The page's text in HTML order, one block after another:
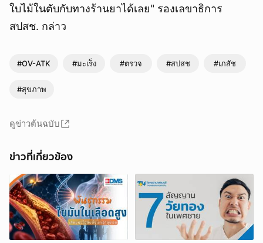
ใบไม้ในตับกับทางร้านยาได้เลย" รองเลขาธิการ
สปสช. กล่าว
#OV-ATK #มะเร็ง #ตรวจ #สปสช #เภสัช
#สุขภาพ
ดูข่าวต้นฉบับ
ข่าวที่เกี่ยวข้อง